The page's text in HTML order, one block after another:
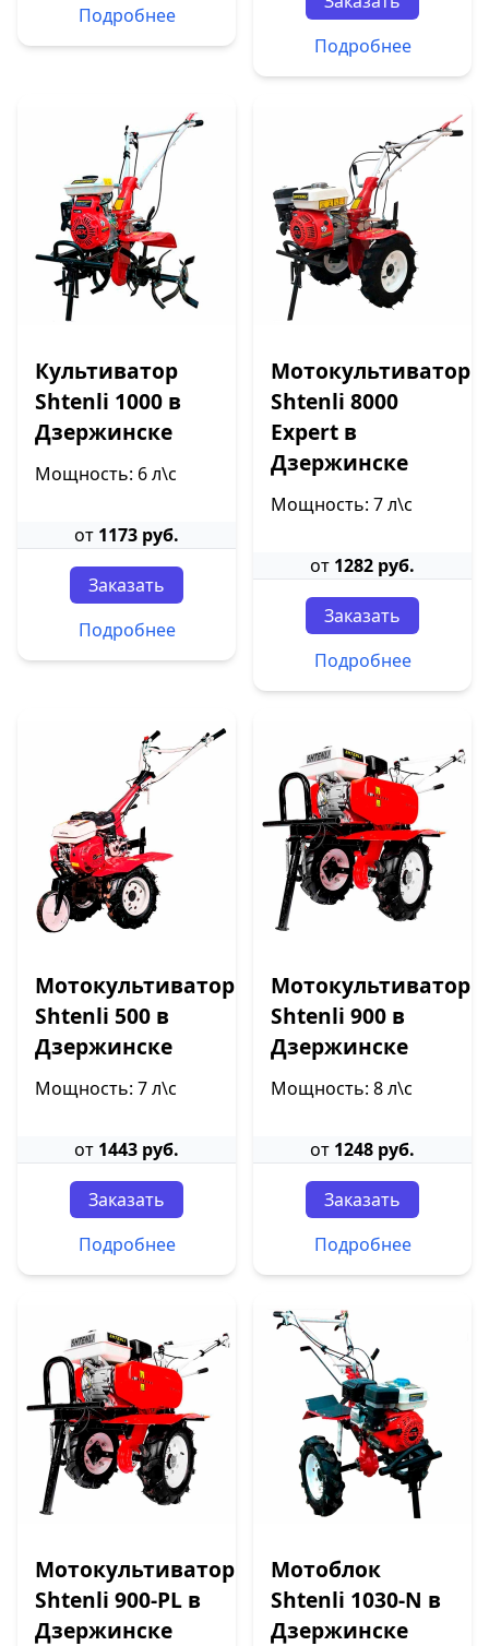
Подробнее
Подробнее
Культиватор
Shtenli 1000 в
Дзержинске
Мощность: 6 л\с
от 1173 руб.
Заказать
Подробнее
Мотокультиватор
Shtenli 8000
Expert в
Дзержинске
Мощность: 7 л\с
от 1282 руб.
Заказать
Подробнее
Мотокультиватор
Shtenli 500 в
Дзержинске
Мощность: 7 л\с
от 1443 руб.
Заказать
Подробнее
Мотокультиватор
Shtenli 900 в
Дзержинске
Мощность: 8 л\с
от 1248 руб.
Заказать
Подробнее
Мотокультиватор
Shtenli 900-PL в
Дзержинске
Мотоблок
Shtenli 1030-N в
Дзержинске